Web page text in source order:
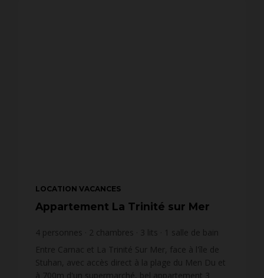
LOCATION VACANCES
Appartement La Trinité sur Mer
4 personnes 2 chambres 3 lits 1 salle de bain
wi-fi
Entre Carnac et La Trinité Sur Mer, face à l'île de
Stuhan, avec accès direct à la plage du Men Du et
à 700m d'un supermarché, bel appartement 3